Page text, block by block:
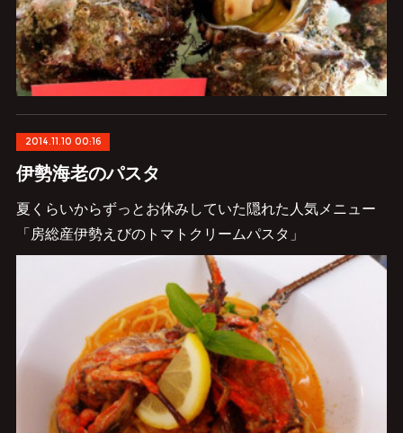
2014.11.10 00:16
伊勢海老のパスタ
夏くらいからずっとお休みしていた隠れた人気メニュー
「房総産伊勢えびのトマトクリームパスタ」